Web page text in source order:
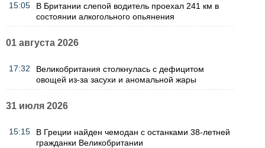
15:05
В Британии слепой водитель проехал 241 км в
состоянии алкогольного опьянения
01 августа 2026
17:32
Великобритания столкнулась с дефицитом
овощей из-за засухи и аномальной жары
31 июля 2026
15:15
В Греции найден чемодан с останками 38-летней
гражданки Великобритании